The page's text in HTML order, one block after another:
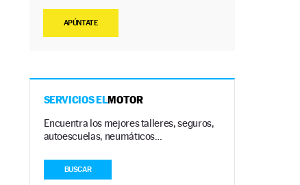
APÚNTATE
SERVICIOS ELMOTOR
Encuentra los mejores talleres, seguros,
autoescuelas, neumáticos…
BUSCAR